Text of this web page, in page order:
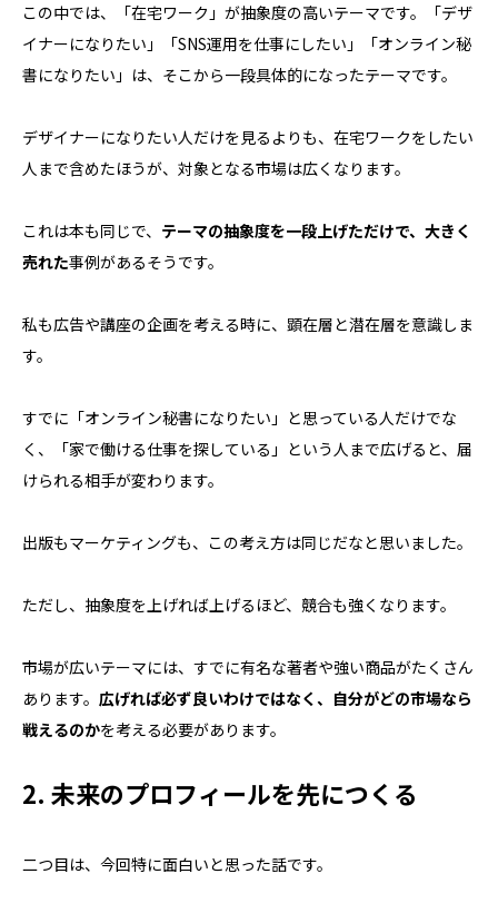
この中では、「在宅ワーク」が抽象度の高いテーマです。「デザ
イナーになりたい」「SNS運用を仕事にしたい」「オンライン秘
書になりたい」は、そこから一段具体的になったテーマです。
デザイナーになりたい人だけを見るよりも、在宅ワークをしたい
人まで含めたほうが、対象となる市場は広くなります。
これは本も同じで、 テーマの抽象度を一段上げただけで、大きく
売れた事例があるそうです。
私も広告や講座の企画を考える時に、顕在層と潜在層を意識しま
す。
すでに「オンライン秘書になりたい」と思っている人だけでな
く、「家で働ける仕事を探している」という人まで広げると、届
けられる相手が変わります。
出版もマーケティングも、この考え方は同じだなと思いました。
ただし、抽象度を上げれば上げるほど、競合も強くなります。
市場が広いテーマには、すでに有名な著者や強い商品がたくさん
あります。 広げれば必ず良いわけではなく、自分がどの市場なら
戦えるのかを考える必要があります。
2. 未来のプロフィールを先につくる
二つ目は、今回特に面白いと思った話です。